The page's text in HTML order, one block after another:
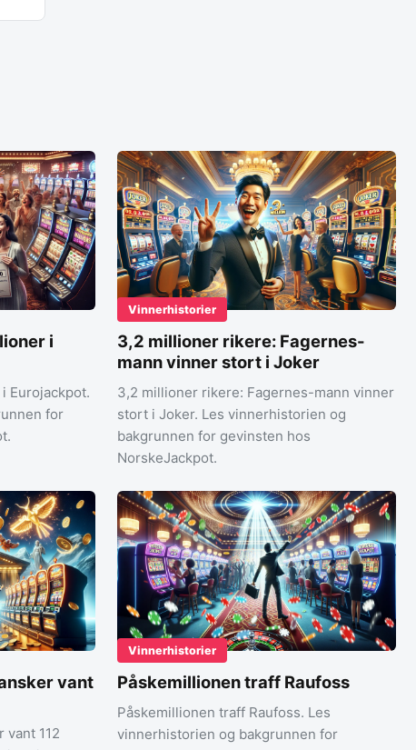
i
Eurojackpot.
for
Vinnerhistorier
3,2 millioner rikere: Fagernes-
mann vinner stort i Joker
3,2 millioner rikere: Fagernes-mann vinner
stort i Joker. Les vinnerhistorien og
bakgrunnen for gevinsten hos
NorskeJackpot.
vant
vant 112
Vinnerhistorier
Påskemillionen traff Raufoss
Påskemillionen traff Raufoss. Les
vinnerhistorien og bakgrunnen for